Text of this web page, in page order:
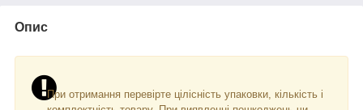
Опис
При отримання перевірте цілісність упаковки, кількість і